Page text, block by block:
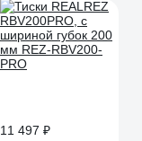
11 497 ₽